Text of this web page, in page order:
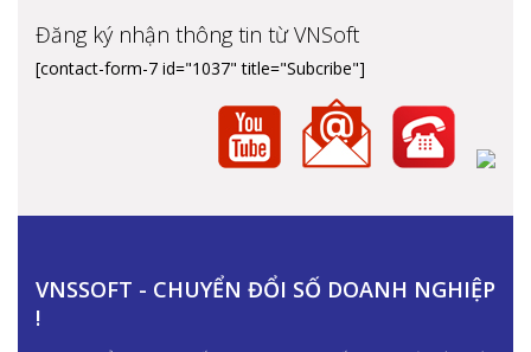
Đăng ký nhận thông tin từ VNSoft
[contact-form-7 id="1037" title="Subcribe"]
VNSSOFT - CHUYỂN ĐỔI SỐ DOANH NGHIỆP
!